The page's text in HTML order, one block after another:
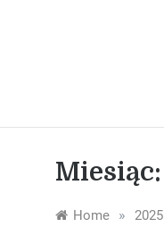
Miesiąc:
Home » 2025